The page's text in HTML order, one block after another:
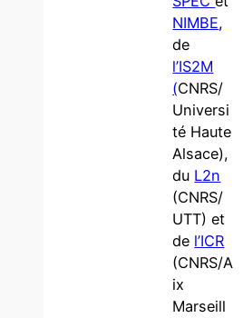
NIMBE,
de
l’IS2M
(CNRS/
Universi
té Haute
Alsace),
du L2n
(CNRS/
UTT) et
de l’ICR
(CNRS/A
ix
Marseill